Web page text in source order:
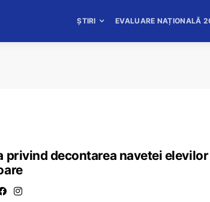
ȘTIRI EVALUARE NAȚIONALĂ
privind decontarea navetei